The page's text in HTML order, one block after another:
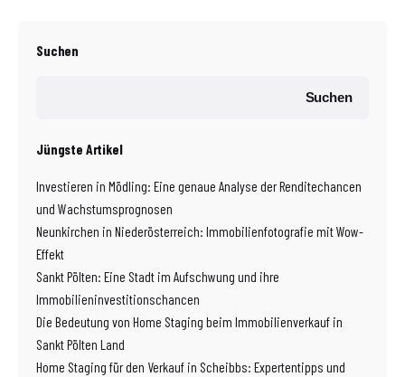
Suchen
Suchen
Jüngste Artikel
Investieren in Mödling: Eine genaue Analyse der Renditechancen
und Wachstumsprognosen
Neunkirchen in Niederösterreich: Immobilienfotografie mit Wow-
Effekt
Sankt Pölten: Eine Stadt im Aufschwung und ihre
Immobilieninvestitionschancen
Die Bedeutung von Home Staging beim Immobilienverkauf in
Sankt Pölten Land
Home Staging für den Verkauf in Scheibbs: Expertentipps und